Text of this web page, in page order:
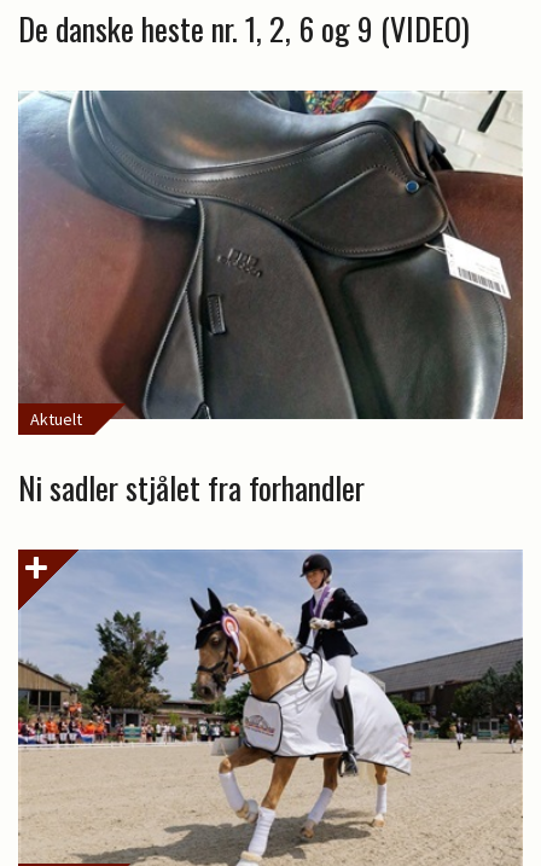
De danske heste nr. 1, 2, 6 og 9 (VIDEO)
Aktuelt
Ni sadler stjålet fra forhandler